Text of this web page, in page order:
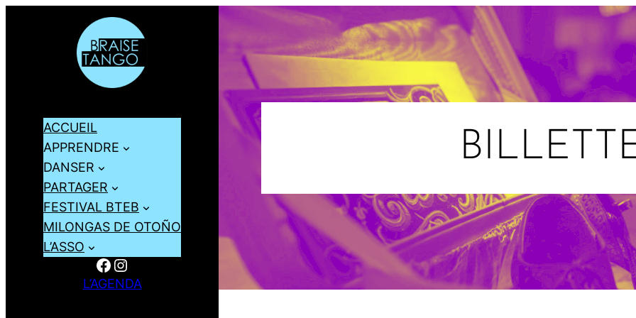
ACCUEIL
APPRENDRE
DANSER
PARTAGER
FESTIVAL BTEB
MILONGAS DE OTOÑO
L’ASSO
Facebook Instagram
L’AGENDA